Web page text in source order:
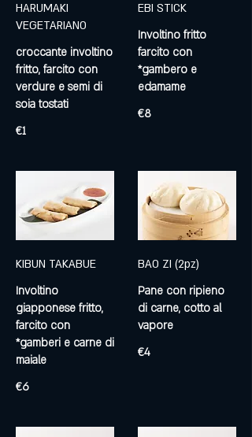
HARUMAKI
VEGETARIANO
croccante involtino
fritto, farcito con
verdure e semi di
€1
EBI STICK
Involtino fritto
farcito con
*gambero e
edamame
€8
KIBUN TAKABUE
Involtino
giapponese fritto,
farcito con
*gamberi e carne di
maiale
€6
BAO ZI (2pz)
Pane con ripieno
di carne, cotto al
€4